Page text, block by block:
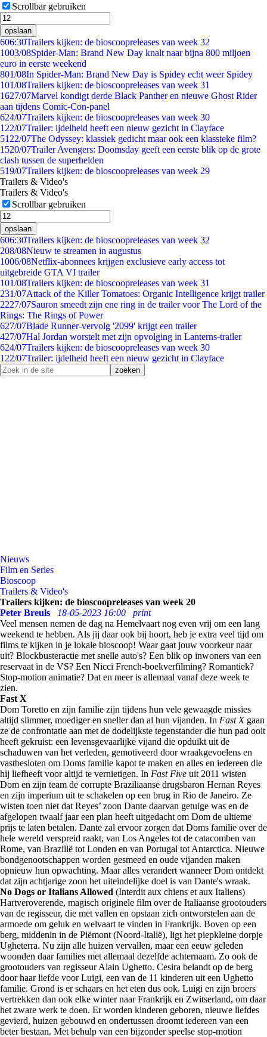
Scrollbar gebruiken
opslaan
606:30Trailers kijken: de bioscoopreleases van week 32
1003/08Spider-Man: Brand New Day knalt naar bijna 800 miljoen
euro in eerste weekend
801/08In Spider-Man: Brand New Day is Spidey echt weer Spidey
101/08Trailers kijken: de bioscoopreleases van week 31
1627/07Marvel kondigt derde Black Panther en nieuwe Ghost Rider
aan tijdens Comic-Con-panel
624/07Trailers kijken: de bioscoopreleases van week 30
1 22/07Trailer: ijdelheid heeft een nieuw gezicht in Clayface
51 22/07The Odyssey: klassiek gedicht maar ook een klassieke film?
1520/07Trailer Avengers: Doomsday geeft een eerste blik op de grote
clash tussen de superhelden
519/07Trailers kijken: de bioscoopreleases van week 29
Trailers & Video's
Trailers & Video's
Scrollbar gebruiken
opslaan
606:30Trailers kijken: de bioscoopreleases van week 32
208/08Nieuw te streamen in augustus
1006/08Netflix-abonnees krijgen exclusieve early access tot
uitgebreide GTA VI trailer
101/08Trailers kijken: de bioscoopreleases van week 31
231/07Attack of the Killer Tomatoes: Organic Intelligence krijgt trailer
2227/07Sauron smeedt zijn ene ring in de trailer voor The Lord of the
Rings: The Rings of Power
627/07Blade Runner-vervolg '2099' krijgt een trailer
427/07Hal Jordan worstelt met zijn opvolging in Lanterns-trailer
624/07Trailers kijken: de bioscoopreleases van week 30
1 22/07Trailer: ijdelheid heeft een nieuw gezicht in Clayface
Nieuws
Film en Series
Bioscoop
Trailers & Video's
Trailers kijken: de bioscoopreleases van week 20
Peter Breuls
18-05-2023 16:00
print
Veel mensen nemen de dag na Hemelvaart nog even vrij om een lang
weekend te hebben. Als jij daar ook bij hoort, heb je extra veel tijd om
films te kijken in je lokale bioscoop! Waar gaat jouw voorkeur naar
uit? Blockbusteractie met snelle auto's? Een blik op inwoners van een
reservaat in de VS? Een Nicci French-boekverfilming? Romantiek?
Stop-motion animatie? Dat en meer is allemaal vanaf deze week te
zien.
Fast X
Dom Toretto en zijn familie zijn tijdens hun vele gewaagde missies
altijd slimmer, moediger en sneller dan al hun vijanden. In Fast Xgaan
ze de confrontatie aan met de dodelijkste tegenstander die hun pad ooit
heeft gekruist: een levensgevaarlijke vijand die opduikt uit de
schaduwen van het verleden, gemotiveerd door wraakgevoelens en
vastbesloten om Doms familie kapot te maken en alles en iedereen die
hij liefheeft voor altijd te vernietigen. In Fast Five uit 2011 wisten
Dom en zijn team de corrupte Braziliaanse drugsbaron Hernan Reyes
en zijn imperium uit te schakelen op een brug in Rio de Janeiro. Ze
wisten toen niet dat Reyes’ zoon Dante daarvan getuige was en de
afgelopen twaalf jaar een plan heeft uitgedacht om Dom de ultieme
prijs te laten betalen. Dante zal ervoor zorgen dat Doms familie over de
hele wereld verspreid raakt, van Los Angeles tot de catacomben van
Rome, van Brazilië tot Londen en van Portugal tot Antarctica. Nieuwe
bondgenootschappen worden gesmeed en oude vijanden maken
opnieuw hun opwachting. Maar alles verandert wanneer Dom ontdekt
dat zijn achtjarige zoon het uiteindelijke doel is van Dante's wraak.
No Dogs or Italians Allowed (Interdit aux chiens et aux Italiens)
Hartveroverende, magisch originele film over de Italiaanse grootouders
van de regisseur, die met vallen en opstaan zich ontworstelen aan de
armoede om geluk en welvaart te vinden in Frankrijk. Boven op een
berg, middenin in de Piëmont (Noord-Italië), ligt het piepkleine dorpje
Ugheterra. Nu zijn alle huizen vervallen, maar een eeuw geleden
woonden daar families met allemaal dezelfde achternaam. Zo ook de
grootouders van regisseur Alain Ughetto. Cesira belandt op de berg
door haar liefde voor Luigi, een van de 11 kinderen uit een Ughetto
familie. Grond is er schaars en het eten dus ook. Luigi en zijn broers
vertrekken dan ook elke winter naar Frankrijk en Zwitserland, om daar
het zware werk te doen. Er worden kinderen geboren, nieuwe liefdes
gevierd, huizen gebouwd en ondertussen droomt iedereen van een
beter bestaan. Met behulp van een bijzonder speelse stop-motion